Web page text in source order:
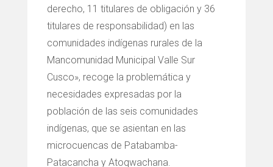
derecho, 11 titulares de obligación y 36
titulares de responsabilidad) en las
comunidades indígenas rurales de la
Mancomunidad Municipal Valle Sur
Cusco», recoge la problemática y
necesidades expresadas por la
población de las seis comunidades
indígenas, que se asientan en las
microcuencas de Patabamba-
Patacancha y Atoqwachana.